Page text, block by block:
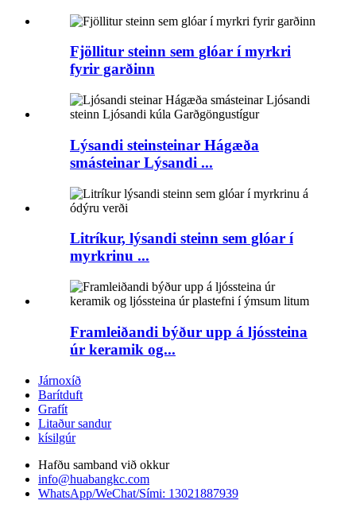
Fjöllitur steinn sem glóar í myrkri
fyrir garðinn
Lýsandi steinsteinar Hágæða
smásteinar Lýsandi ...
Litríkur, lýsandi steinn sem glóar í
myrkrinu ...
Framleiðandi býður upp á ljóssteina
úr keramik og...
Járnoxíð
Barítduft
Grafít
Litaður sandur
kísilgúr
Hafðu samband við okkur
info@huabangkc.com
WhatsApp/WeChat/Sími: 13021887939